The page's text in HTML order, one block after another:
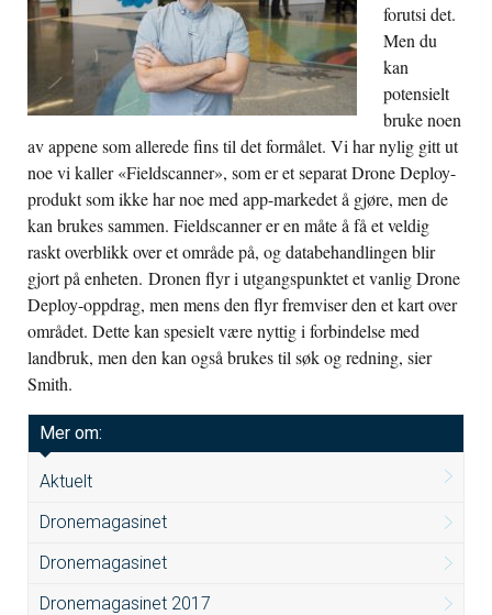
forutsi det.
Men du
kan
potensielt
bruke noen
av appene som allerede fins til det formålet. Vi har nylig gitt ut
noe vi kaller «Fieldscanner», som er et separat Drone Deploy-
produkt som ikke har noe med app-markedet å gjøre, men de
kan brukes sammen. Fieldscanner er en måte å få et veldig
raskt overblikk over et område på, og databehandlingen blir
gjort på enheten. Dronen flyr i utgangspunktet et vanlig Drone
Deploy-oppdrag, men mens den flyr fremviser den et kart over
området. Dette kan spesielt være nyttig i forbindelse med
landbruk, men den kan også brukes til søk og redning, sier
Smith.
Mer om:
Aktuelt
Dronemagasinet
Dronemagasinet
Dronemagasinet 2017